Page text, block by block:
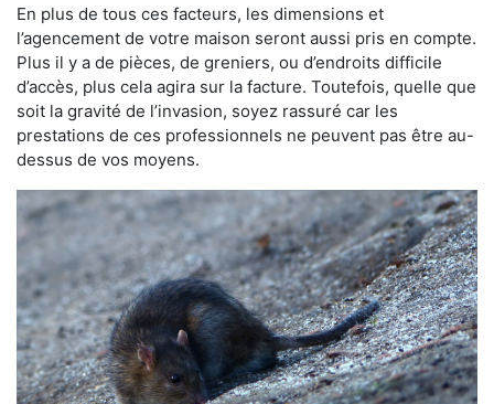
En plus de tous ces facteurs, les dimensions et
l’agencement de votre maison seront aussi pris en compte.
Plus il y a de pièces, de greniers, ou d’endroits difficile
d’accès, plus cela agira sur la facture. Toutefois, quelle que
soit la gravité de l’invasion, soyez rassuré car les
prestations de ces professionnels ne peuvent pas être au-
dessus de vos moyens.